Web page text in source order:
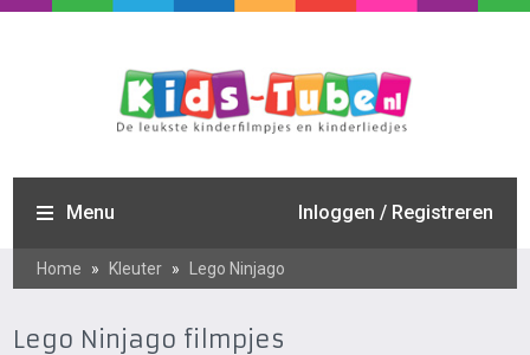
Menu Inloggen / Registreren
Home » Kleuter » Lego Ninjago
Lego Ninjago filmpjes